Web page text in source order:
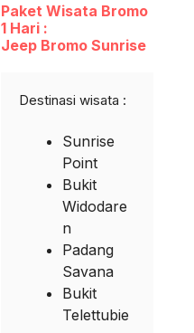
Paket Wisata Bromo
1 Hari :
Jeep Bromo Sunrise
Destinasi wisata :
Sunrise
Point
Bukit
Widodare
n
Padang
Savana
Bukit
Telettubie